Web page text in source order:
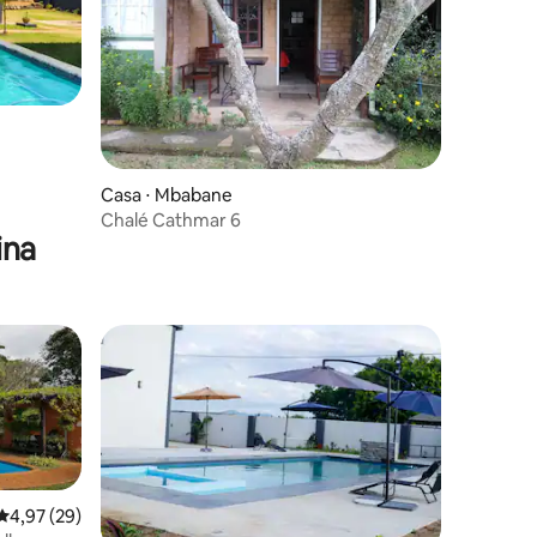
Casa ⋅ Mbabane
Chalé Cathmar 6
de uma avaliação média de 5, 29 avaliações
4,97 (29)